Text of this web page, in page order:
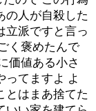
の人が自殺した
立派ですと言っ
く褒めたんで
価値ある小さ
ってますよ よ
とはまあ捨てた